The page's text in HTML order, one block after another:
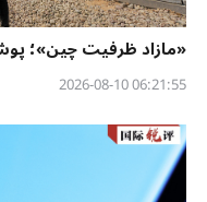
«مازاد ظرفیت چین»؛
06:21:55 2026-08-10